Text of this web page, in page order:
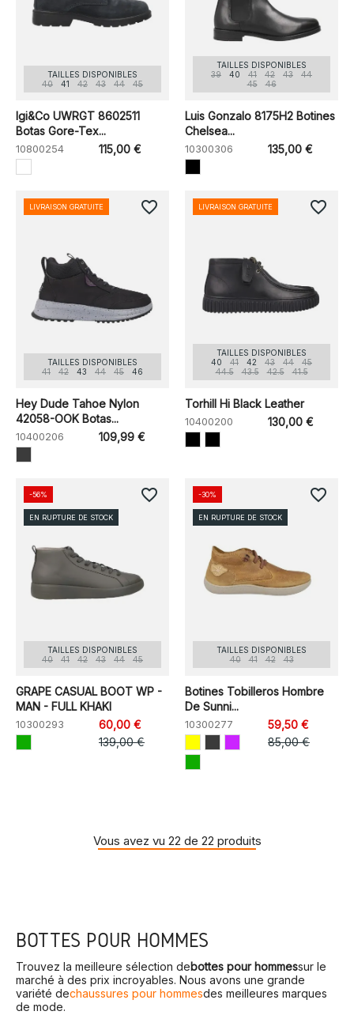
TAILLES DISPONIBLES
40
41 42 43 44 45
Igi&Co UWRGT 8602511
Botas Gore-Tex...
10800254 115,00 €
TAILLES DISPONIBLES
39
40 41 42 43
44
45
46
Luis Gonzalo 8175H2 Botines
Chelsea...
10300306 135,00 €
TAILLES DISPONIBLES
41
42 43 44 45 46
Hey Dude Tahoe Nylon
42058-OOK Botas...
10400206 109,99 €
LIVRAISON GRATUITE favorite_border
TAILLES DISPONIBLES
40
41 42 43 44
45
44.5
43.5 42.5 41.5
Torhill Hi Black Leather
10400200 130,00 €
LIVRAISON GRATUITE favorite_border
TAILLES DISPONIBLES
40
41 42 43 44 45
GRAPE CASUAL BOOT WP -
MAN - FULL KHAKI
10300293
60,00 €
139,00 €
-56%
EN RUPTURE DE STOCK
favorite_border
TAILLES DISPONIBLES
40
41 42 43
Botines Tobilleros Hombre
De Sunni...
10300277
59,50 €
85,00 €
-30%
EN RUPTURE DE STOCK
favorite_border
Vous avez vu 22 de 22 produits
BOTTES POUR HOMMES
Trouvez la meilleure sélection debottes pour hommessur le
marché à des prix incroyables. Nous avons une grande
variété dechaussures pour hommesdes meilleures marques
de mode.